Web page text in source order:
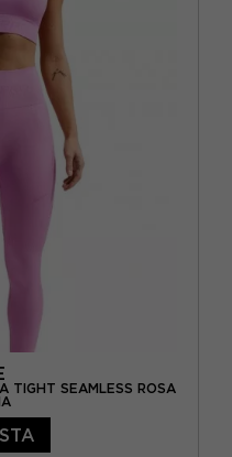
TIGHT SEAMLESS ROSA